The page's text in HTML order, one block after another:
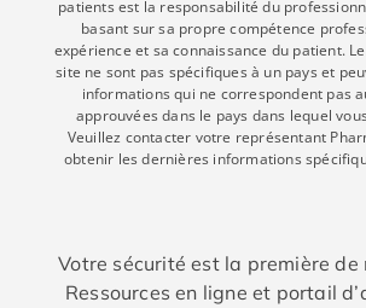
patients est la responsabilité du
basant sur sa propre compétence
expérience et sa connaissance du patient.
site ne sont pas spécifiques à un pays et
informations qui ne correspondent pas
approuvées dans le pays dans lequel
Veuillez contacter votre représentant
obtenir les dernières informations
Votre sécurité est la première de
Ressources en ligne et portail